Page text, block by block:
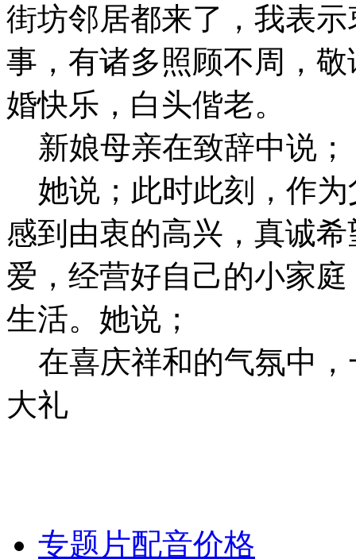
街坊邻居都来了，我表
事，有诸多照顾不周，
婚快乐，白头偕老。
新娘母亲在致辞中说；
她说；此时此刻，作为
感到由衷的高兴，真诚
爱，经营好自己的小家
生活。她说；
在喜庆祥和的气氛中，
大礼
专题片配音价格